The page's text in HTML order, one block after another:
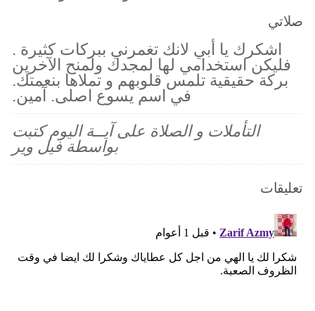
صلاتي
اشكرك يا أبي لانك تغمرني ببركات كثيرة .
فليكن استخدامي لها لمجدك ولمنح الآخرين
بركة حقيقية تلمس قلوبهم و تملاها بنعمتك.
في اسم يسوع اصلى. آمين.
التأملات و الصلاة على آيــة اليوم كتبت
بواسطة فيل وير
تعليقات